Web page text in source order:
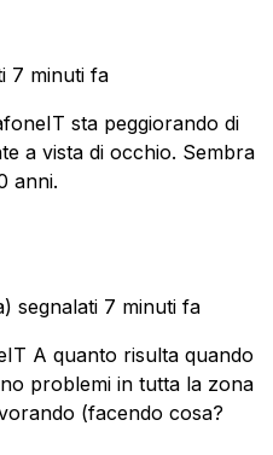
7 minuti fa
sta peggiorando di
a vista di occhio. Sembra
anni.
segnalati 7 minuti fa
A quanto risulta quando
problemi in tutta la zona
(facendo cosa?